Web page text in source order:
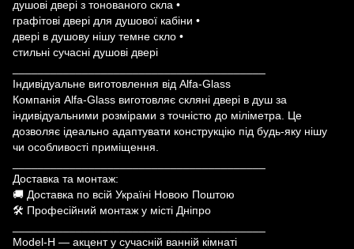
душові двері з тонованого скла •
графітові двері для душової кабіни •
двері в душову нішу темне скло •
стильні сучасні душові двері
Індивідуальне виготовлення від Alfa-Glass
Компанія Alfa-Glass виготовляє скляні двері в душ за
індивідуальними розмірами з точністю до міліметра. Це
дозволяє ідеально адаптувати конструкцію під будь-яку нішу
чи особливості приміщення.
Доставка та монтаж:
🚚 Доставка по всій Україні Новою Поштою
🛠 Професійний монтаж у місті Дніпро
Model-H — акцент у сучасній ванній кімнаті